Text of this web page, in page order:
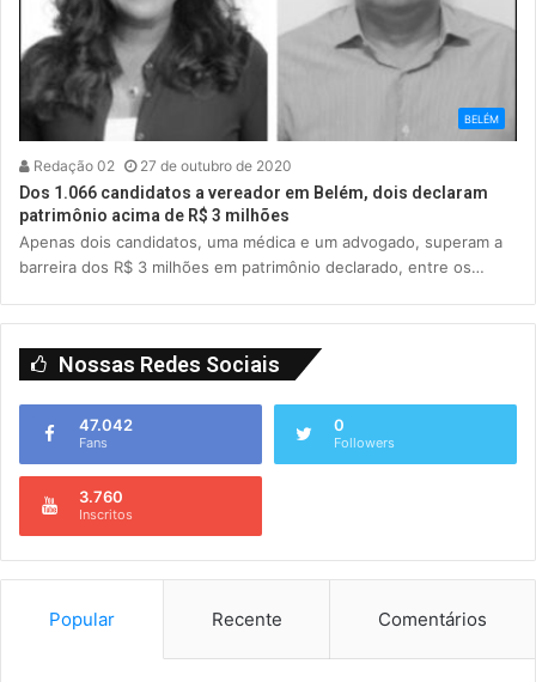
BELÉM
Redação 02 27 de outubro de 2020
Dos 1.066 candidatos a vereador em Belém, dois declaram
patrimônio acima de R$ 3 milhões
Apenas dois candidatos, uma médica e um advogado, superam a
barreira dos R$ 3 milhões em patrimônio declarado, entre os…
Nossas Redes Sociais
47.042
Fans
0
Followers
3.760
Inscritos
Popular Recente Comentários